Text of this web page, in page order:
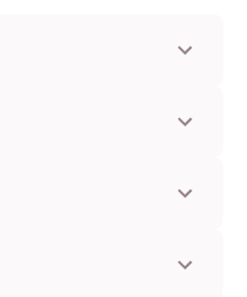
incluidas opciones sin
un número de